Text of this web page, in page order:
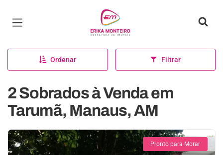
Página inicial
Ordenar Filtrar
2 Sobrados à Venda em
Tarumã, Manaus, AM
Pronto para Morar